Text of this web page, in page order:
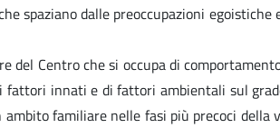
spaziano dalle preoccupazioni
del Centro che si occupa di
fattori innati e di fattori ambientali sul
familiare nelle fasi più precoci della